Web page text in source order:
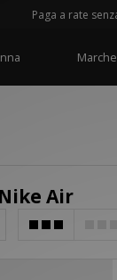
Paga a rate senza
Marche
Air